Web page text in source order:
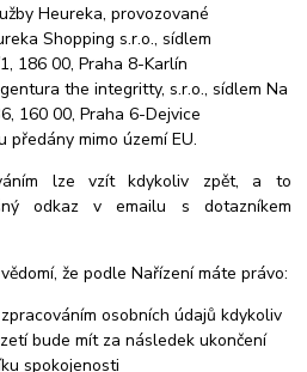
Heureka, provozované
Shopping s.r.o., sídlem
186 00, Praha 8-Karlín
the integritty, s.r.o., sídlem Na
160 00, Praha 6-Dejvice
předány mimo území EU.
lze vzít kdykoliv zpět, a to
odkaz v emailu s dotazníkem
že podle Nařízení máte právo:
osobních údajů kdykoliv
bude mít za následek ukončení
spokojenosti